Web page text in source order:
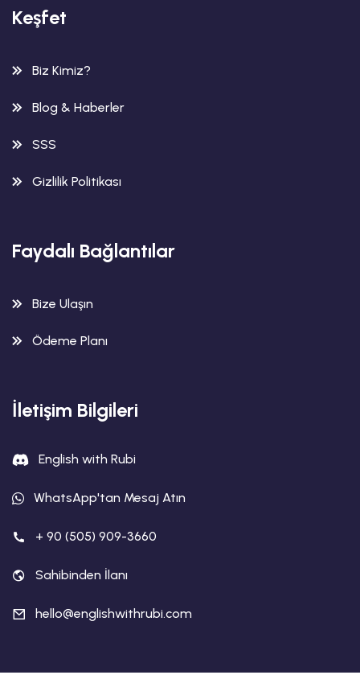
Keşfet
Biz Kimiz?
Blog & Haberler
SSS
Gizlilik Politikası
Faydalı Bağlantılar
Bize Ulaşın
Ödeme Planı
İletişim Bilgileri
English with Rubi
WhatsApp'tan Mesaj Atın
+ 90 (505) 909-3660
Sahibinden İlanı
hello@englishwithrubi.com